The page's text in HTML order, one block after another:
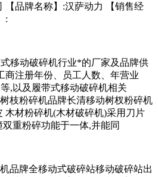
【品牌名称】:汉萨动力 【销售经
:
移动破碎机行业*的厂家及品牌供
商注册年份、员工人数、年营业
,以及履带式移动破碎机相关
枝粉碎机品牌长清移动树杈粉碎机
木材粉碎机(木材破碎机)采用刀片
重粉碎功能于一体,并能同
品牌全移动式破碎站移动破碎站出